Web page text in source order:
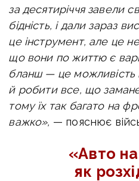
за десятиріччя завели
бідність, і дали зараз
це інструмент, але це
що вони по життю є
бланш — це можливість
й робити все, що
тому їх так багато на
важко», — пояснює
«Авто
як